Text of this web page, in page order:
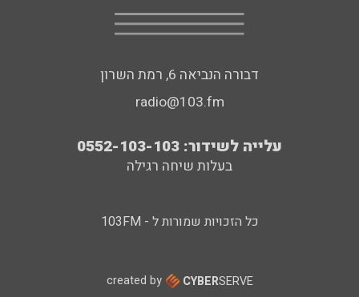
דבורה הנביאה 6, רמת השרון
radio@103.fm
עלייה לשידור: 0552-103-103
בעלות שיחה רגילה
כל הזכויות שמורות ל - 103FM
created by CYBERSERVE